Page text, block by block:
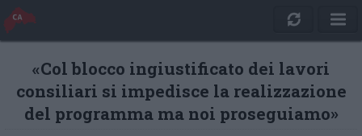
«Col blocco ingiustificato dei lavori
consiliari si impedisce la realizzazione
del programma ma noi proseguiamo»